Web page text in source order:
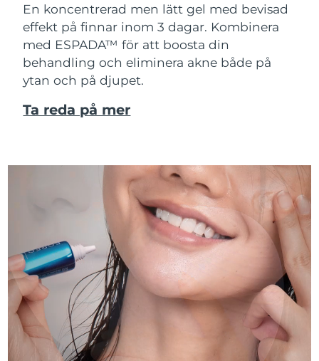
En koncentrerad men lätt gel med bevisad
effekt på finnar inom 3 dagar. Kombinera
med ESPADA™ för att boosta din
behandling och eliminera akne både på
ytan och på djupet.
Ta reda på mer